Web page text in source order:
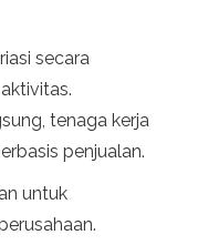
secara
tenaga kerja
penjualan.
untuk